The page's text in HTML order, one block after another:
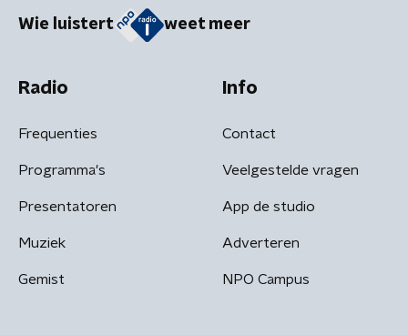
Wie luistert weet meer
Radio
Frequenties
Programma's
Presentatoren
Muziek
Gemist
Info
Contact
Veelgestelde vragen
App de studio
Adverteren
NPO Campus